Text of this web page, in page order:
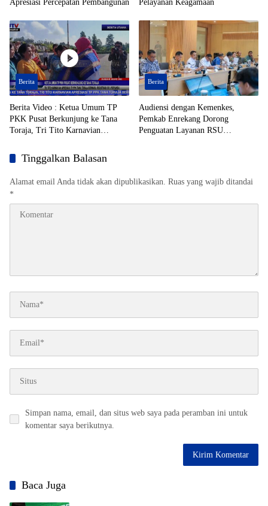
Apresiasi Percepatan Pembangunan
Pelayanan Keagamaan
Berita
Berita Video : Ketua Umum TP
PKK Pusat Berkunjung ke Tana
Toraja, Tri Tito Karnavian
Berhasil Registrasi 50% Posyandu
Berita
Audiensi dengan Kemenkes,
Pemkab Enrekang Dorong
Penguatan Layanan RSU
Tinggalkan Balasan
Alamat email Anda tidak akan dipublikasikan. Ruas yang wajib ditandai
*
Simpan nama, email, dan situs web saya pada peramban ini untuk
komentar saya berikutnya.
Baca Juga